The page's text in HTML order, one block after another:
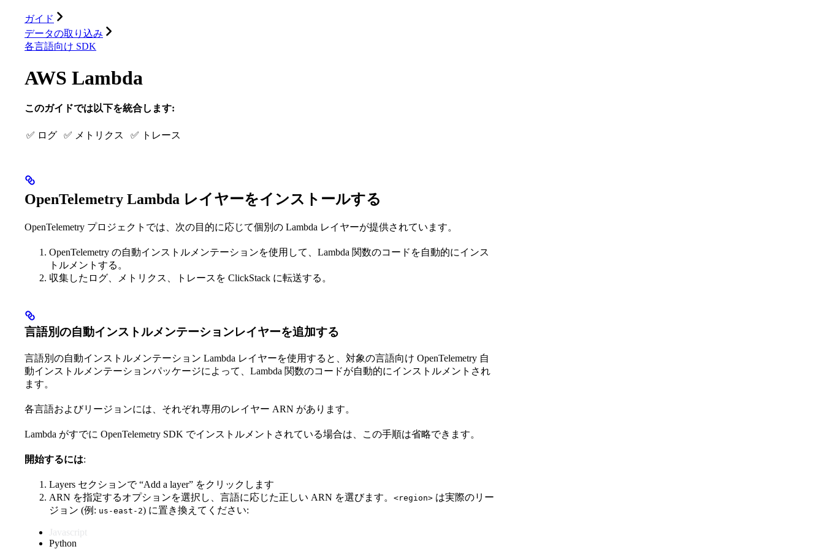
ガイド
データの取り込み
各言語向け SDK
AWS Lambda
このガイドでは以下を統合します:
✅ ログ ✅ メトリクス ✅ トレース
OpenTelemetry Lambda レイヤーをインストールする
OpenTelemetry プロジェクトでは、次の目的に応じて個別の Lambda レイヤーが提供されています。
OpenTelemetry の自動インストルメンテーションを使用して、Lambda 関数のコードを自動的にインス
トルメントする。
収集したログ、メトリクス、トレースを ClickStack に転送する。
言語別の自動インストルメンテーションレイヤーを追加する
言語別の自動インストルメンテーション Lambda レイヤーを使用すると、対象の言語向け OpenTelemetry 自
動インストルメンテーションパッケージによって、Lambda 関数のコードが自動的にインストルメントされ
ます。
各言語およびリージョンには、それぞれ専用のレイヤー ARN があります。
Lambda がすでに OpenTelemetry SDK でインストルメントされている場合は、この手順は省略できます。
開始するには:
Layers セクションで “Add a layer” をクリックします
ARN を指定するオプションを選択し、言語に応じた正しい ARN を選びます。 <region> は実際のリー
ジョン (例: us-east-2) に置き換えてください:
Javascript
Python